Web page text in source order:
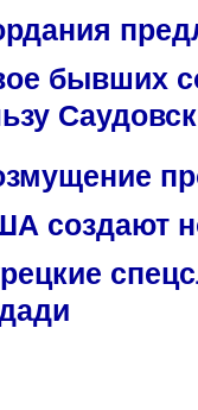
бывших
создают